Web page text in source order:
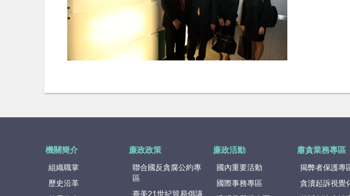
機關簡介
組織職掌
歷史沿革
廉政政策
聯合國反貪腐公約專
區
臺美21世紀貿易倡議
廉政活動
國內重要活動
國際事務專區
肅貪業務專區
揭弊者保護專
貪瀆起訴視覺